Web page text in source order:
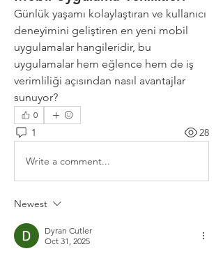
Günlük yaşamı kolaylaştıran ve kullanıcı
deneyimini geliştiren en yeni mobil
uygulamalar hangileridir, bu
uygulamalar hem eğlence hem de iş
verimliliği açısından nasıl avantajlar
sunuyor?
0
1 28
Write a comment...
Newest
Dyran Cutler
Oct 31, 2025